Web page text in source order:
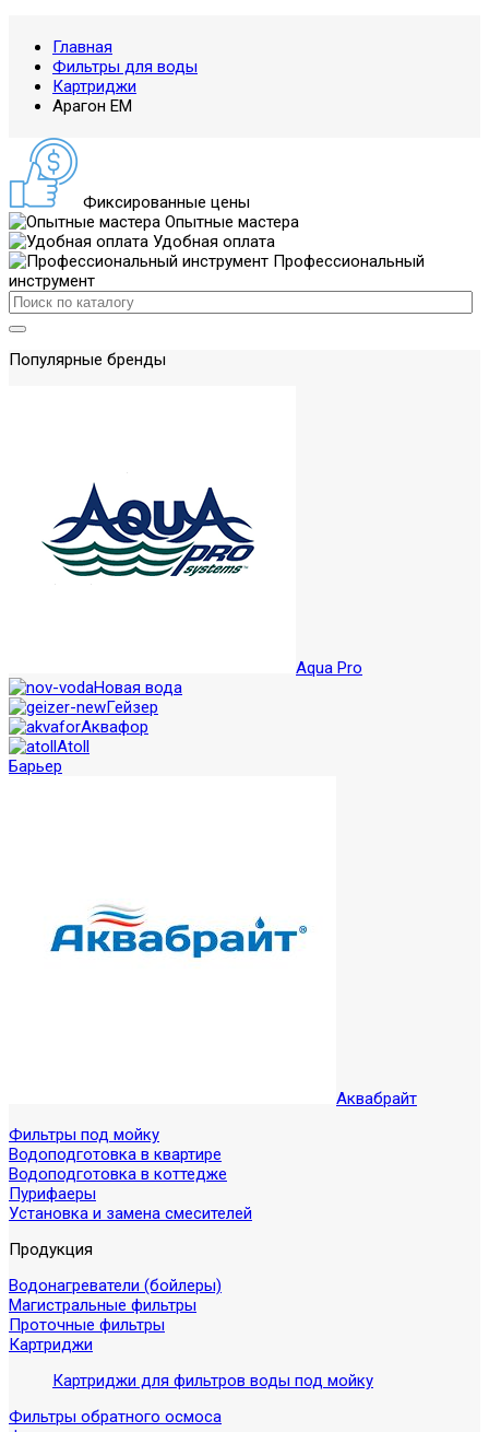
Главная
Фильтры для воды
Картриджи
Арагон ЕМ
Фиксированные цены
Опытные мастера
Удобная оплата
Профессиональный
инструмент
Популярные бренды
Aqua Pro
Новая вода
Гейзер
Аквафор
Atoll
Барьер
Аквабрайт
Фильтры под мойку
Водоподготовка в квартире
Водоподготовка в коттедже
Пурифаеры
Установка и замена смесителей
Продукция
Водонагреватели (бойлеры)
Магистральные фильтры
Проточные фильтры
Картриджи
Картриджи для фильтров воды под мойку
Фильтры обратного осмоса